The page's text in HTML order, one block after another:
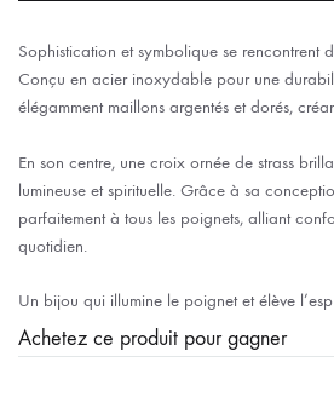
Sophistication et symbolique se rencontrent
Conçu en acier inoxydable pour une
élégamment maillons argentés et dorés,
En son centre, une croix ornée de strass
lumineuse et spirituelle. Grâce à sa
parfaitement à tous les poignets, alliant
quotidien.
Un bijou qui illumine le poignet et élève
Achetez ce produit pour gagner